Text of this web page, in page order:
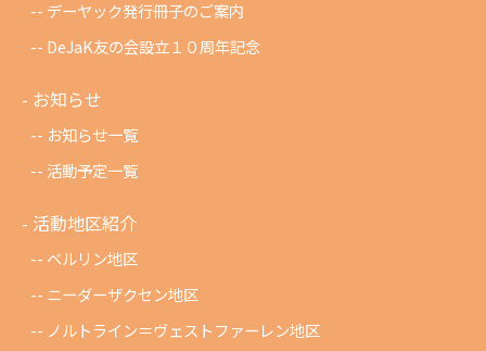
デーヤック発行冊子のご案内
DeJaK友の会設立１０周年記念
お知らせ
お知らせ一覧
活動予定一覧
活動地区紹介
ベルリン地区
ニーダーザクセン地区
ノルトライン＝ヴェストファーレン地区